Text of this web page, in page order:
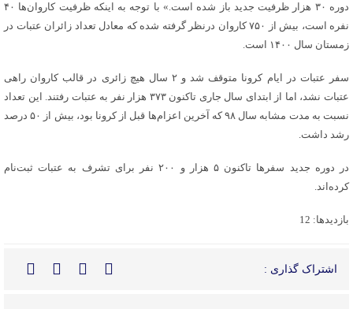
دوره ۳۰ هزار ظرفیت جدید باز شده است.» با توجه به اینکه ظرفیت کاروان‌‌ها ۴۰
نفره است، بیش از ۷۵۰ کاروان درنظر گرفته شده که معادل تعداد زائران عتبات در
زمستان سال ۱۴۰۰ است.
سفر عتبات در ایام کرونا متوقف شد و ۲ سال هیچ زائری در قالب کاروان راهی
عتبات نشد، اما از ابتدای سال جاری تاکنون ۳۷۳ هزار نفر به عتبات رفتند. این تعداد
نسبت به مدت مشابه سال ۹۸ که آخرین اعزام‌ها قبل از کرونا بود، بیش از ۵۰ درصد
رشد داشت.
در دوره جدید سفر‌ها تاکنون ۵ هزار و ۲۰۰ نفر برای تشرف به عتبات ثبت‌نام
کرده‌اند.
بازدیدها: 12
اشتراک گذاری :